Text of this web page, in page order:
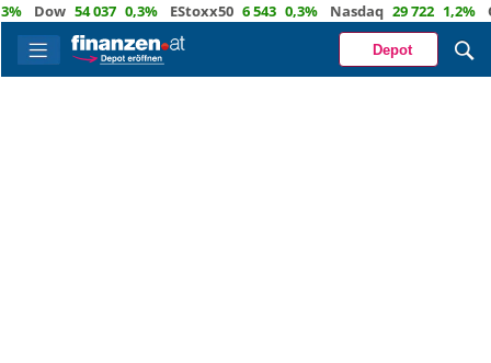
Dow 54 037 0,3% EStoxx50 6 543 0,3% Nasdaq 29 722 1,2% Öl
Depot